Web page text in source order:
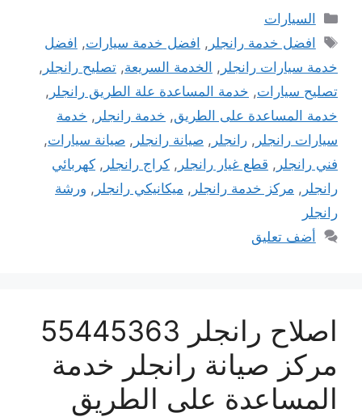
التصنيفات
السيارات
الوسوم
افضل خدمة رانجلر , افضل خدمة سيارات, افضل
خدمة سيارات رانجلر , الخدمة السريعة, تصليح رانجلر ,
تصليح سيارات, خدمة المساعدة علة الطريق رانجلر ,
خدمة المساعدة على الطريق, خدمة رانجلر , خدمة
سيارات رانجلر , رانجلر , صيانة رانجلر , صيانة سيارات,
فني رانجلر , قطع غيار رانجلر , كراج رانجلر , كهربائي
رانجلر , مركز خدمة رانجلر , ميكانيكي رانجلر , ورشة
رانجلر
أضف تعليق
اصلاح رانجلر 55445363
مركز صيانة رانجلر خدمة
المساعدة على الطريق